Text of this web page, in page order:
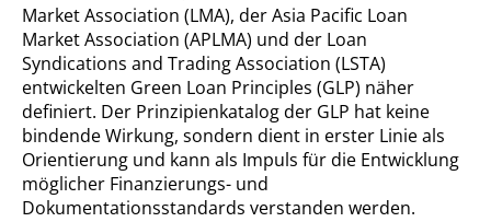
Market Association (LMA), der Asia Pacific Loan
Market Association (APLMA) und der Loan
Syndications and Trading Association (LSTA)
entwickelten Green Loan Principles (GLP) näher
definiert. Der Prinzipienkatalog der GLP hat keine
bindende Wirkung, sondern dient in erster Linie als
Orientierung und kann als Impuls für die Entwicklung
möglicher Finanzierungs- und
Dokumentationsstandards verstanden werden.